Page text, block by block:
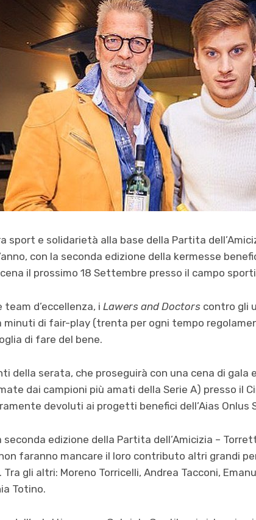
sport e solidarietà alla base della Partita
con la seconda edizione della kermesse
il prossimo 18 Settembre presso il campo
team d’eccellenza, i Lawers and Doctors contro gli
minuti di fair-play (trenta per ogni tempo
di fare del bene.
della serata, che proseguirà con una cena di gala
dai campioni più amati della Serie A) presso il
devoluti ai progetti benefici dell’Aias Onlus
seconda edizione della Partita dell’Amicizia –
faranno mancare il loro contributo altri grandi
gli altri: Moreno Torricelli, Andrea Tacconi,
Totino.